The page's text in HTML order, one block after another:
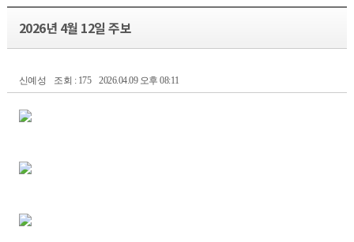
2026년 4월 12일 주보
신예성 조회 : 175 2026.04.09 오후 08:11